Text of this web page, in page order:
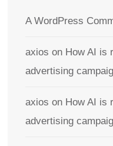
A WordPress
axios on How AI is
advertising
axios on How AI is
advertising